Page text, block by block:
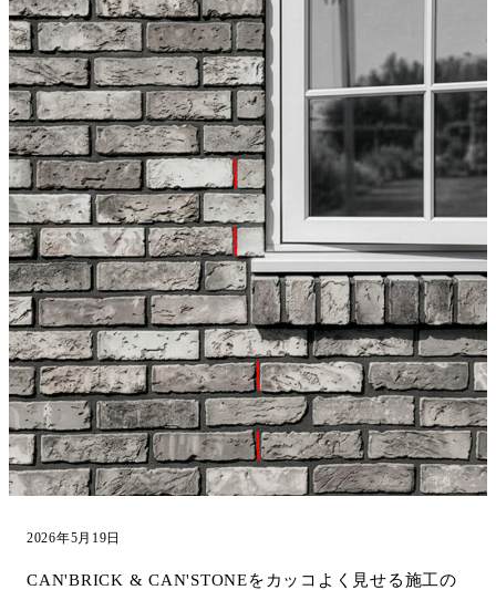
2026年5月19日
CAN'BRICK & CAN'STONEをカッコよく見せる施工の